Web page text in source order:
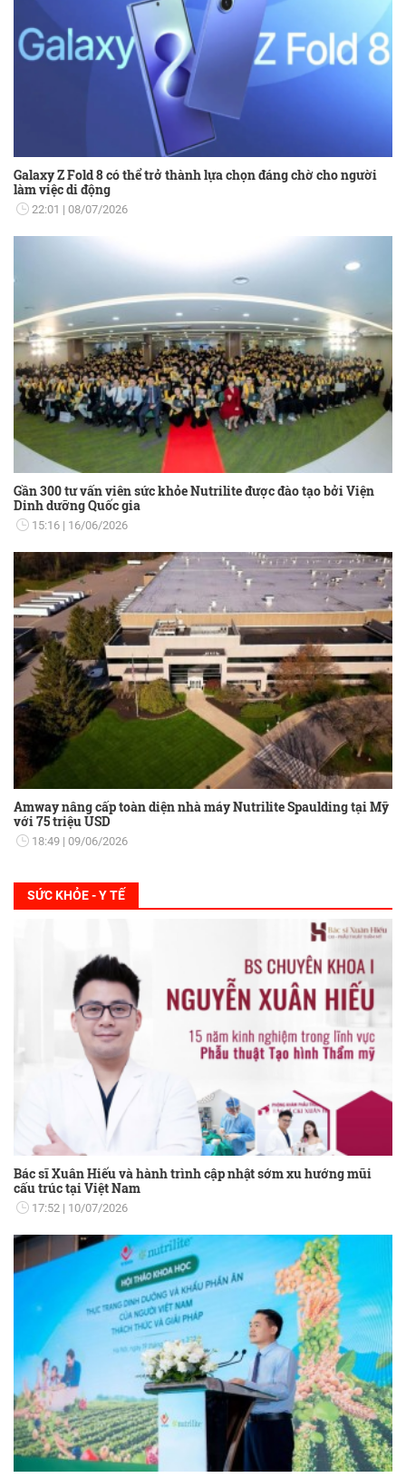
Galaxy Z Fold 8 có thể trở thành lựa chọn đáng chờ cho người
làm việc di động
22:01 08/07/2026
Gần 300 tư vấn viên sức khỏe Nutrilite được đào tạo bởi Viện
Dinh dưỡng Quốc gia
15:16 16/06/2026
Amway nâng cấp toàn diện nhà máy Nutrilite Spaulding tại Mỹ
với 75 triệu USD
18:49 09/06/2026
SỨC KHỎE - Y TẾ
Bác sĩ Xuân Hiếu và hành trình cập nhật sớm xu hướng mũi
cấu trúc tại Việt Nam
17:52 10/07/2026